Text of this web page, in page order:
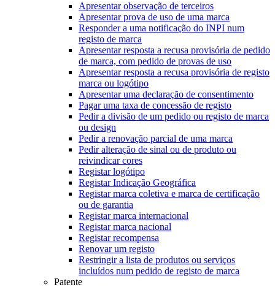
Apresentar observação de terceiros
Apresentar prova de uso de uma marca
Responder a uma notificação do INPI num
registo de marca
Apresentar resposta a recusa provisória de pedido
de marca, com pedido de provas de uso
Apresentar resposta a recusa provisória de registo
marca ou logótipo
Apresentar uma declaração de consentimento
Pagar uma taxa de concessão de registo
Pedir a divisão de um pedido ou registo de marca
ou design
Pedir a renovação parcial de uma marca
Pedir alteração de sinal ou de produto ou
reivindicar cores
Registar logótipo
Registar Indicação Geográfica
Registar marca coletiva e marca de certificação
ou de garantia
Registar marca internacional
Registar marca nacional
Registar recompensa
Renovar um registo
Restringir a lista de produtos ou serviços
incluídos num pedido de registo de marca
Patente